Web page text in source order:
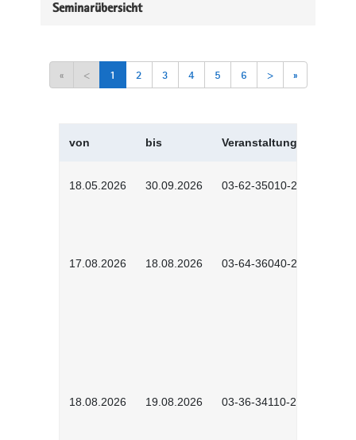
Seminarübersicht
« < 1 2 3 4 5 6 > »
von bis Veranstaltungskürzel
18.05.2026 30.09.2026 03-62-35010-2502
17.08.2026 18.08.2026 03-64-36040-2601
18.08.2026 19.08.2026 03-36-34110-2601